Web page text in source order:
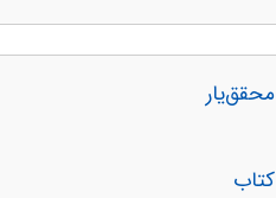
محقق‌یار
کتاب